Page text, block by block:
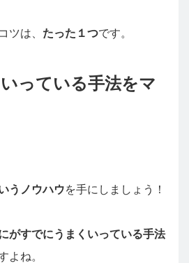
ツは、 たった１つです。
っている手法をマ
うノウハウを手にしましょう！
にがすでにうまくいっている手法
よね。